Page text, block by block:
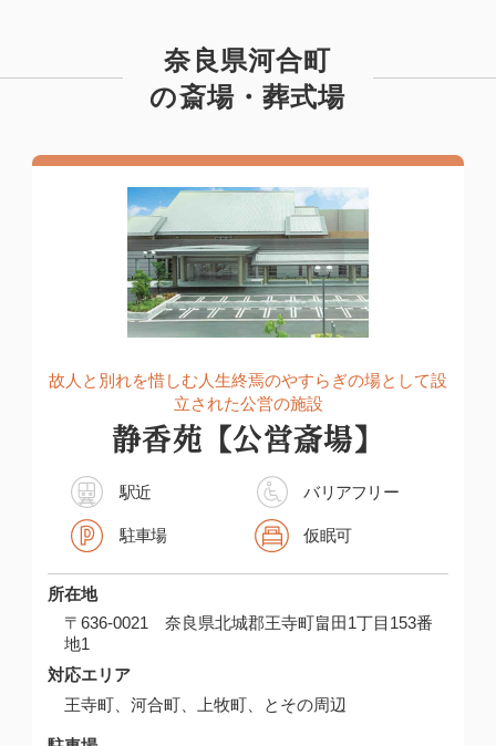
奈良県河合町
の斎場・葬式場
故人と別れを惜しむ人生終焉のやすらぎの場として設
立された公営の施設
静香苑【公営斎場】
駅近 バリアフリー
駐車場 仮眠可
所在地
〒636-0021 奈良県北城郡王寺町畠田1丁目153番
地1
対応エリア
王寺町、河合町、上牧町、とその周辺